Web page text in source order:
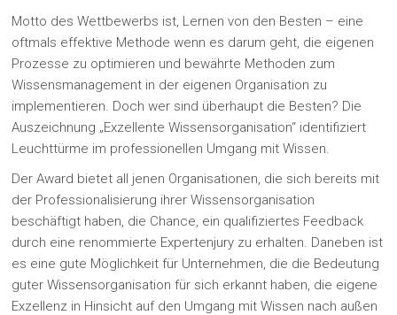
Motto des Wettbewerbs ist, Lernen von den Besten – eine
oftmals effektive Methode wenn es darum geht, die eigenen
Prozesse zu optimieren und bewährte Methoden zum
Wissensmanagement in der eigenen Organisation zu
implementieren. Doch wer sind überhaupt die Besten? Die
Auszeichnung „Exzellente Wissensorganisation“ identifiziert
Leuchttürme im professionellen Umgang mit Wissen.
Der Award bietet all jenen Organisationen, die sich bereits mit
der Professionalisierung ihrer Wissensorganisation
beschäftigt haben, die Chance, ein qualifiziertes Feedback
durch eine renommierte Expertenjury zu erhalten. Daneben ist
es eine gute Möglichkeit für Unternehmen, die die Bedeutung
guter Wissensorganisation für sich erkannt haben, die eigene
Exzellenz in Hinsicht auf den Umgang mit Wissen nach außen